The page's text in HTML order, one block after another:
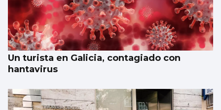
Un turista en Galicia, contagiado con
hantavirus